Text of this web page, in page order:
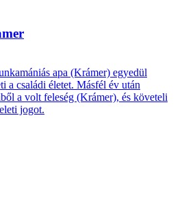
apa (Krámer) egyedül
a családi életet. Másfél év után
a volt feleség (Krámer), és követeli
jogot.